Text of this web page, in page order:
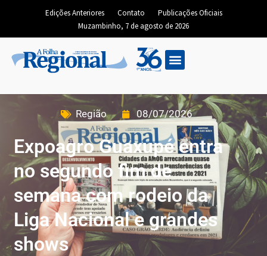
Edições Anteriores Contato
Publicações Oficiais
Muzambinho, 7 de agosto de 2026
Região 08/07/2026
Expoagro Guaxupé entra
no segundo fim de
semana com rodeio da
Liga Nacional e grandes
shows